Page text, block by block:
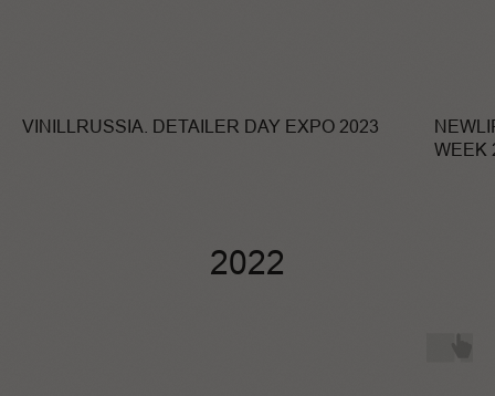
VINILLRUSSIA. DETAILER DAY EXPO 2023
WEEK
2022